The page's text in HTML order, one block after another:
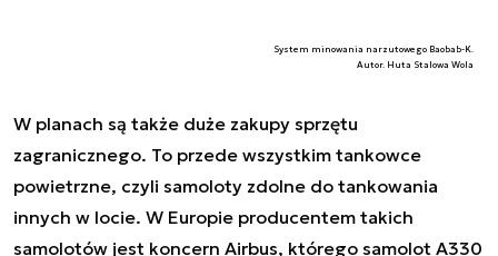
System minowania narzutowego Baobab-K.
Autor. Huta Stalowa Wola
W planach są także duże zakupy sprzętu
zagranicznego. To przede wszystkim tankowce
powietrzne, czyli samoloty zdolne do tankowania
innych w locie. W Europie producentem takich
samolotów jest koncern Airbus, którego samolot A330